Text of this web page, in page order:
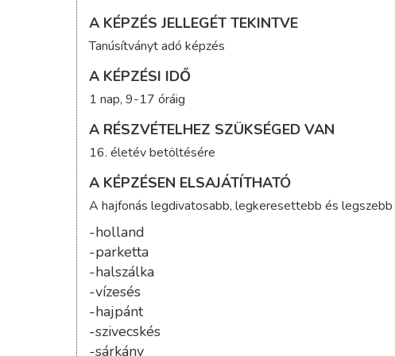
A KÉPZÉS JELLEGÉT TEKINTVE
Tanúsítványt adó képzés
A KÉPZÉSI IDŐ
1 nap, 9-17 óráig
A RÉSZVÉTELHEZ SZÜKSÉGED VAN
16. életév betöltésére
A KÉPZÉSEN ELSAJÁTÍTHATÓ
A hajfonás legdivatosabb, legkeresettebb és legszebb
-holland
-parketta
-halszálka
-vízesés
-hajpánt
-szivecskés
-sárkány